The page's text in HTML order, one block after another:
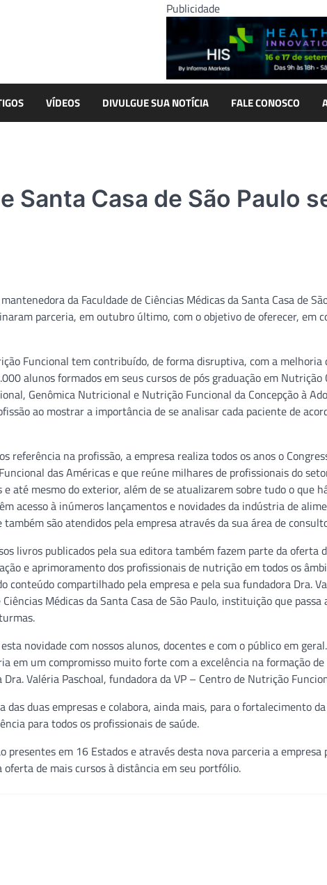
Publicidade
VÍDEOS DIVULGUE SUA NOTÍCIA FALE CONOSCO
Santa Casa de São Paulo
da Faculdade de Ciências Médicas da Santa Casa de
parceria, em outubro último, com o objetivo de oferecer, em
Funcional tem contribuído, de forma disruptiva, com a melhoria
alunos formados em seus cursos de pós graduação em
Genômica Nutricional e Nutrição Funcional da Concepção à
ao mostrar a importância de se analisar cada paciente de
referência na profissão, a empresa realiza todos os anos o
das Américas e que reúne milhares de profissionais do
até mesmo do exterior, além de se atualizarem sobre tudo o que
acesso à inúmeros lançamentos e novidades da indústria de
são atendidos pela empresa através da sua área de
livros publicados pela sua editora também fazem parte da oferta
e aprimoramento dos profissionais de nutrição em todos os
conteúdo compartilhado pela empresa e pela sua fundadora Dra.
Médicas da Santa Casa de São Paulo, instituição que passa
novidade com nossos alunos, docentes e com o público em
em um compromisso muito forte com a excelência na formação
Valéria Paschoal, fundadora da VP – Centro de Nutrição
duas empresas e colabora, ainda mais, para o fortalecimento
para todos os profissionais de saúde.
presentes em 16 Estados e através desta nova parceria a
de mais cursos à distância em seu portfólio.